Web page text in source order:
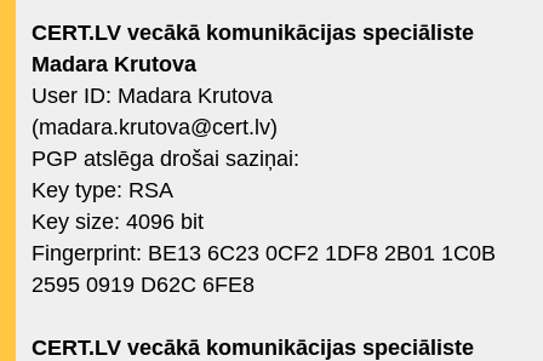
CERT.LV vecākā komunikācijas speciāliste
Madara Krutova
User ID: Madara Krutova
(madara.krutova@cert.lv)
PGP atslēga drošai saziņai:
Key type: RSA
Key size: 4096 bit
Fingerprint: BE13 6C23 0CF2 1DF8 2B01 1C0B
2595 0919 D62C 6FE8
CERT.LV vecākā komunikācijas speciāliste